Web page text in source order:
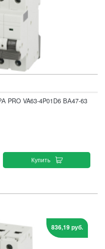
PRO VA63-4P01D6 ВА47-63
Купить
836,19 руб.